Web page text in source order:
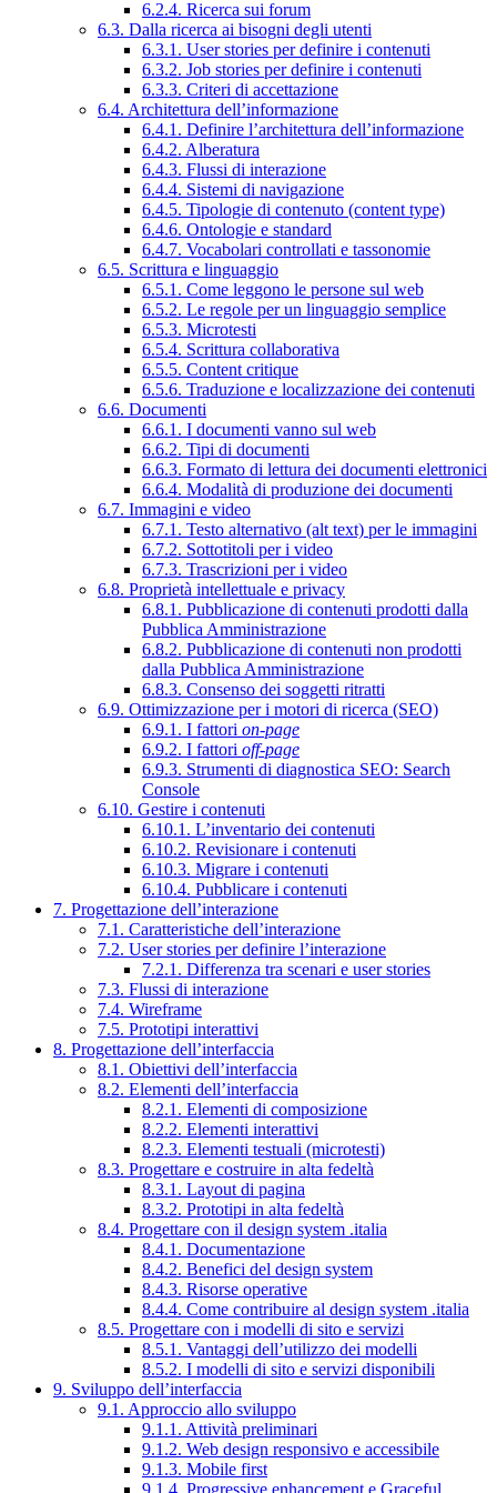
6.2.4. Ricerca sui forum
6.3. Dalla ricerca ai bisogni degli utenti
6.3.1. User stories per definire i contenuti
6.3.2. Job stories per definire i contenuti
6.3.3. Criteri di accettazione
6.4. Architettura dell’informazione
6.4.1. Definire l’architettura dell’informazione
6.4.2. Alberatura
6.4.3. Flussi di interazione
6.4.4. Sistemi di navigazione
6.4.5. Tipologie di contenuto (content type)
6.4.6. Ontologie e standard
6.4.7. Vocabolari controllati e tassonomie
6.5. Scrittura e linguaggio
6.5.1. Come leggono le persone sul web
6.5.2. Le regole per un linguaggio semplice
6.5.3. Microtesti
6.5.4. Scrittura collaborativa
6.5.5. Content critique
6.5.6. Traduzione e localizzazione dei contenuti
6.6. Documenti
6.6.1. I documenti vanno sul web
6.6.2. Tipi di documenti
6.6.3. Formato di lettura dei documenti elettronici
6.6.4. Modalità di produzione dei documenti
6.7. Immagini e video
6.7.1. Testo alternativo (alt text) per le immagini
6.7.2. Sottotitoli per i video
6.7.3. Trascrizioni per i video
6.8. Proprietà intellettuale e privacy
6.8.1. Pubblicazione di contenuti prodotti dalla
Pubblica Amministrazione
6.8.2. Pubblicazione di contenuti non prodotti
dalla Pubblica Amministrazione
6.8.3. Consenso dei soggetti ritratti
6.9. Ottimizzazione per i motori di ricerca (SEO)
6.9.1. I fattori on-page
6.9.2. I fattori off-page
6.9.3. Strumenti di diagnostica SEO: Search
Console
6.10. Gestire i contenuti
6.10.1. L’inventario dei contenuti
6.10.2. Revisionare i contenuti
6.10.3. Migrare i contenuti
6.10.4. Pubblicare i contenuti
7. Progettazione dell’interazione
7.1. Caratteristiche dell’interazione
7.2. User stories per definire l’interazione
7.2.1. Differenza tra scenari e user stories
7.3. Flussi di interazione
7.4. Wireframe
7.5. Prototipi interattivi
8. Progettazione dell’interfaccia
8.1. Obiettivi dell’interfaccia
8.2. Elementi dell’interfaccia
8.2.1. Elementi di composizione
8.2.2. Elementi interattivi
8.2.3. Elementi testuali (microtesti)
8.3. Progettare e costruire in alta fedeltà
8.3.1. Layout di pagina
8.3.2. Prototipi in alta fedeltà
8.4. Progettare con il design system .italia
8.4.1. Documentazione
8.4.2. Benefici del design system
8.4.3. Risorse operative
8.4.4. Come contribuire al design system .italia
8.5. Progettare con i modelli di sito e servizi
8.5.1. Vantaggi dell’utilizzo dei modelli
8.5.2. I modelli di sito e servizi disponibili
9. Sviluppo dell’interfaccia
9.1. Approccio allo sviluppo
9.1.1. Attività preliminari
9.1.2. Web design responsivo e accessibile
9.1.3. Mobile first
9.1.4. Progressive enhancement e Graceful